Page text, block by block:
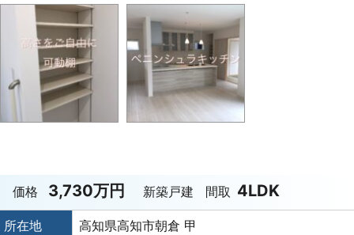
価格 3,730万円 新築戸建 間取 4LDK
所在地
高知県高知市朝倉 甲